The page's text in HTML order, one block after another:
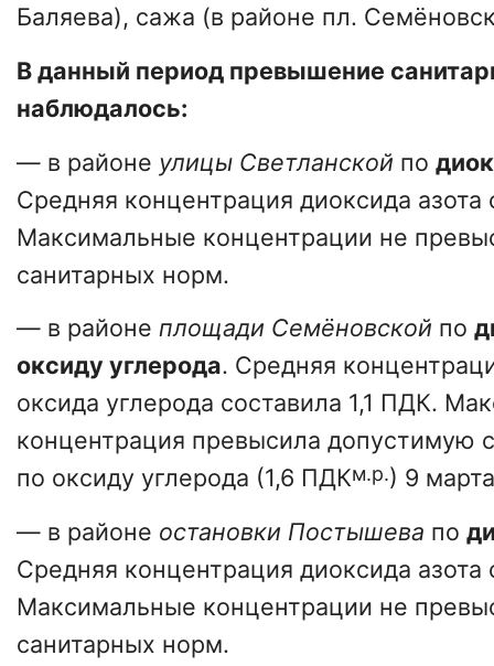
Баляева), сажа (в районе пл.
В данный период превышение
наблюдалось:
— в районе улицы Светланской по
Средняя концентрация диоксида азота
Максимальные концентрации не
санитарных норм.
— в районе площади Семёновской по
оксиду углерода. Средняя
оксида углерода составила 1,1 ПДК.
концентрация превысила допустимую
по оксиду углерода (1,6 ПДКм.р.) 9
— в районе остановки Постышева по
Средняя концентрация диоксида азота
Максимальные концентрации не
санитарных норм.